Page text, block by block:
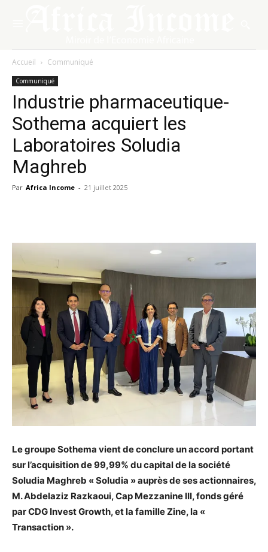
Accueil Communiqué
Communiqué
Industrie pharmaceutique-
Sothema acquiert les
Laboratoires Soludia
Maghreb
Par Africa Income - 21 juillet 2025
Le groupe Sothema vient de conclure un accord portant
sur l’acquisition de 99,99% du capital de la société
Soludia Maghreb « Soludia » auprès de ses actionnaires,
M. Abdelaziz Razkaoui, Cap Mezzanine III, fonds géré
par CDG Invest Growth, et la famille Zine, la «
Transaction ».